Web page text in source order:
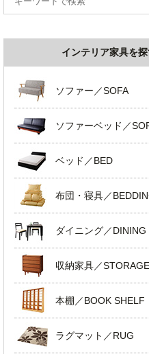
インテリア家具を
ソファー／SOFA
ソファーベッド／
ベッド／BED
布団・寝具／
ダイニング／DINING
収納家具／STORAGE
本棚／BOOK SHELF
ラグマット／RUG